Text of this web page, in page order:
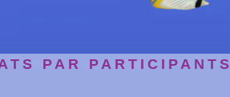
PAR PARTICIPANTS